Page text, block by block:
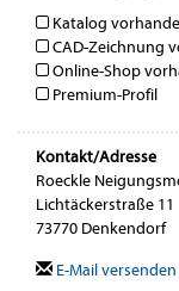
Katalog
CAD-Zeichnung
Online-Shop
Premium-Profil
Kontakt/Adresse
Roeckle
Lichtäckerstraße 11
73770 Denkendorf
E-Mail versenden